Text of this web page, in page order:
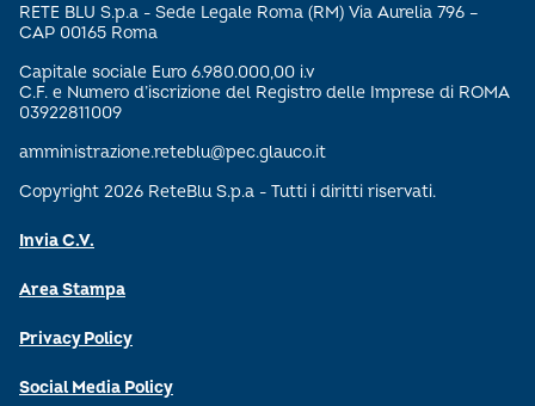
RETE BLU S.p.a - Sede Legale Roma (RM) Via Aurelia 796 –
CAP 00165 Roma
Capitale sociale Euro 6.980.000,00 i.v
C.F. e Numero d’iscrizione del Registro delle Imprese di ROMA
03922811009
amministrazione.reteblu@pec.glauco.it
Copyright 2026 ReteBlu S.p.a - Tutti i diritti riservati.
Invia C.V.
Area Stampa
Privacy Policy
Social Media Policy